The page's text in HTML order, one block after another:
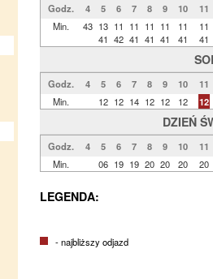
Godz. 4 5 6 7 8 9 10
11
Min.
43 13
41
11
42
11
41
11
41
11
41
11
41
11
41
Godz. 4 5 6 7 8 9 10
11
Min.
12 12 14 12 12 12 12
DZIEŃ
Godz. 4 5 6 7 8 9 10
11
Min.
06 19 19 20 20 20 20
LEGENDA:
- najbliższy odjazd